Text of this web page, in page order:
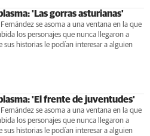
'Las gorras asturianas'
se asoma a una ventana en la que
los personajes que nunca llegaron a
sus historias le podían interesar a alguien
'El frente de juventudes'
se asoma a una ventana en la que
los personajes que nunca llegaron a
sus historias le podían interesar a alguien